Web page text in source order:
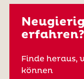
erfahren?
Finde heraus,
können